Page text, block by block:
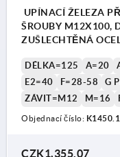
UPÍNACÍ ŽELEZA
ŠROUBY M12X100,
ZUŠLECHTĚNÁ OCEL
DÉLKA=125 A=20
E2=40
F=28-58 G
ZÁVIT=M12
M=16
Objednací číslo:
CZK1,355.07